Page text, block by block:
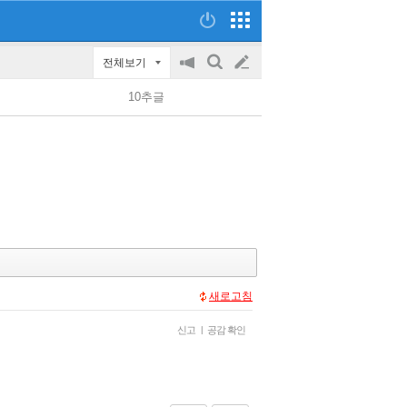
전체보기
공
on/off
검
글
쓰
10추글
새로고침
신고 | 공감 확인